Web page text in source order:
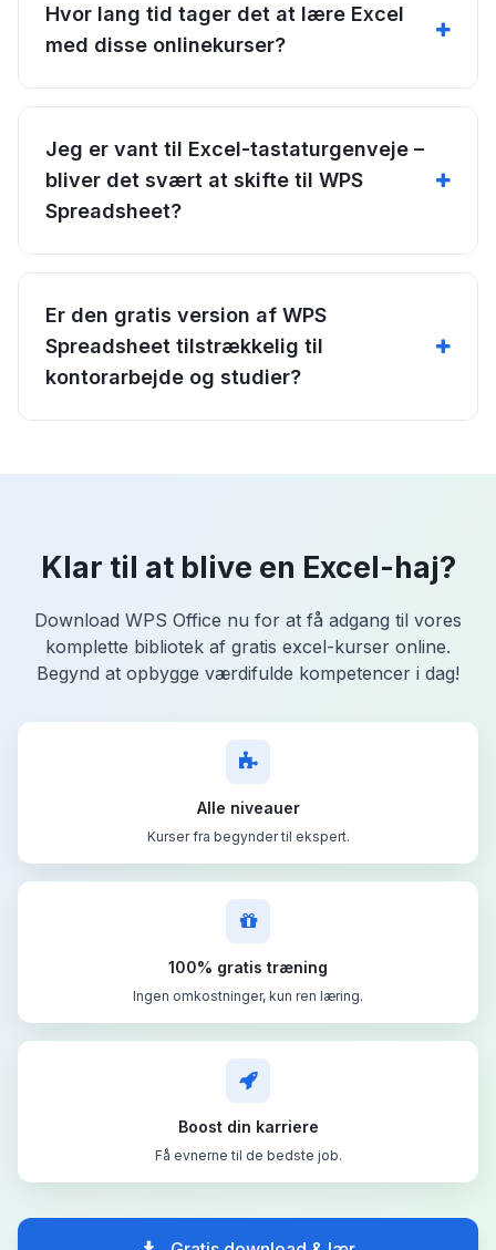
Hvor lang tid tager det at lære Excel
med disse onlinekurser?
Jeg er vant til Excel-tastaturgenveje –
bliver det svært at skifte til WPS
Spreadsheet?
Er den gratis version af WPS
Spreadsheet tilstrækkelig til
kontorarbejde og studier?
Klar til at blive en Excel-haj?
Download WPS Office nu for at få adgang til vores
komplette bibliotek af gratis excel-kurser online.
Begynd at opbygge værdifulde kompetencer i dag!
Alle niveauer
Kurser fra begynder til ekspert.
100% gratis træning
Ingen omkostninger, kun ren læring.
Boost din karriere
Få evnerne til de bedste job.